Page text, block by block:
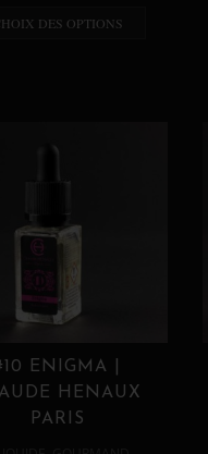
DES OPTIONS
ENIGMA |
HENAUX
PARIS